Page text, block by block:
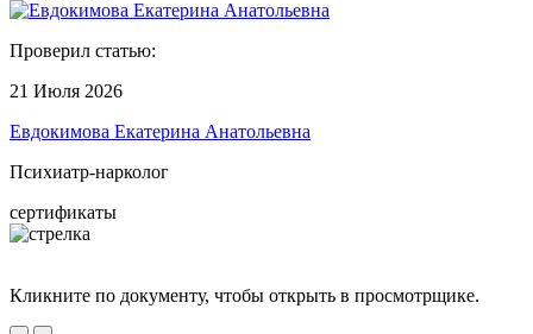
Проверил статью:
21 Июля 2026
Евдокимова Екатерина Анатольевна
Психиатр-нарколог
сертификаты
Кликните по документу, чтобы открыть в просмотрщике.